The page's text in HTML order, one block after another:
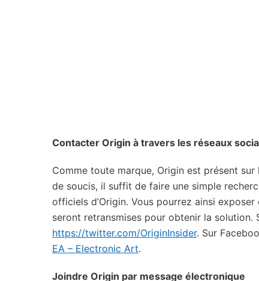
Contacter Origin à travers les réseaux
Comme toute marque, Origin est présent sur
de soucis, il suffit de faire une simple
officiels d’Origin. Vous pourrez ainsi
seront retransmises pour obtenir la solution.
https://twitter.com/OriginInsider. Sur
EA – Electronic Art.
Joindre Origin par message électronique